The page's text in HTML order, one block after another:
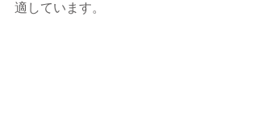
適しています。